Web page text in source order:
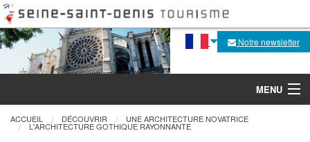
Notre newsletter
MENU
ACCUEIL DÉCOUVRIR UNE ARCHITECTURE NOVATRICE
L'ARCHITECTURE GOTHIQUE RAYONNANTE